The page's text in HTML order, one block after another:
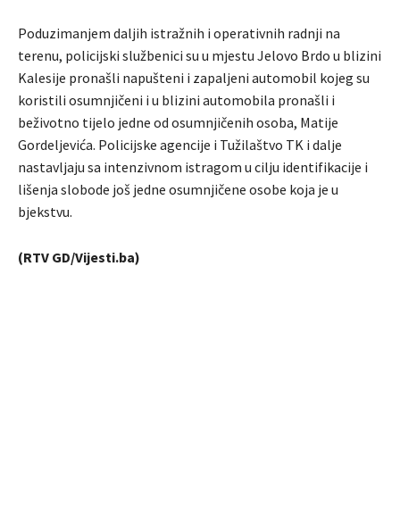
Poduzimanjem daljih istražnih i operativnih radnji na
terenu, policijski službenici su u mjestu Jelovo Brdo u blizini
Kalesije pronašli napušteni i zapaljeni automobil kojeg su
koristili osumnjičeni i u blizini automobila pronašli i
beživotno tijelo jedne od osumnjičenih osoba, Matije
Gordeljevića. Policijske agencije i Tužilaštvo TK i dalje
nastavljaju sa intenzivnom istragom u cilju identifikacije i
lišenja slobode još jedne osumnjičene osobe koja je u
bjekstvu.
(RTV GD/Vijesti.ba)